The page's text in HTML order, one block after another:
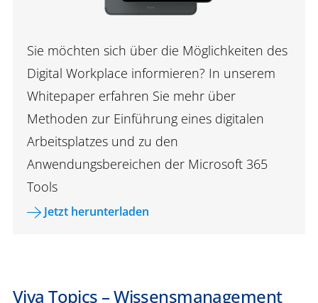
Sie möchten sich über die Möglichkeiten des
Digital Workplace informieren? In unserem
Whitepaper erfahren Sie mehr über
Methoden zur Einführung eines digitalen
Arbeitsplatzes und zu den
Anwendungsbereichen der Microsoft 365
Tools
Jetzt herunterladen
Viva Topics – Wissensmanagement